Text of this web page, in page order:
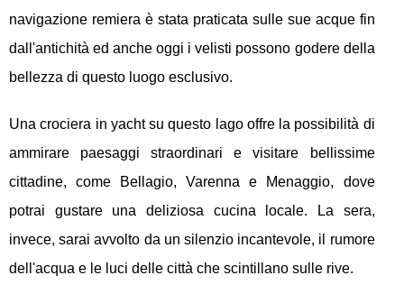
navigazione remiera è stata praticata sulle sue acque fin
dall'antichità ed anche oggi i velisti possono godere della
bellezza di questo luogo esclusivo.
Una crociera in yacht su questo lago offre la possibilità di
ammirare paesaggi straordinari e visitare bellissime
cittadine, come Bellagio, Varenna e Menaggio, dove
potrai gustare una deliziosa cucina locale. La sera,
invece, sarai avvolto da un silenzio incantevole, il rumore
dell'acqua e le luci delle città che scintillano sulle rive.